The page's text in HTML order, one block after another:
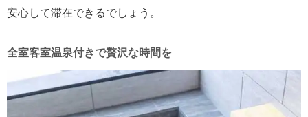
安心して滞在できるでしょう。
全室客室温泉付きで贅沢な時間を